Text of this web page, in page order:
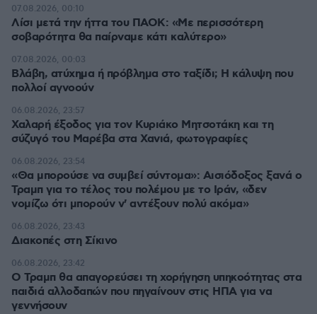
Λίσι μετά την ήττα του ΠΑΟΚ: «Με περισσότερη
σοβαρότητα θα παίρναμε κάτι καλύτερο»
07.08.2026, 00:10
Βλάβη, ατύχημα ή πρόβλημα στο ταξίδι; Η κάλυψη που
πολλοί αγνοούν
07.08.2026, 00:03
Χαλαρή έξοδος για τον Κυριάκο Μητσοτάκη και τη
σύζυγό του Μαρέβα στα Χανιά, φωτογραφίες
06.08.2026, 23:57
«Θα μπορούσε να συμβεί σύντομα»: Αισιόδοξος ξανά ο
Τραμπ για το τέλος του πολέμου με το Ιράν, «δεν
νομίζω ότι μπορούν ν' αντέξουν πολύ ακόμα»
06.08.2026, 23:54
Διακοπές στη Σίκινο
06.08.2026, 23:43
Ο Τραμπ θα απαγορεύσει τη χορήγηση υπηκοότητας στα
παιδιά αλλοδαπών που πηγαίνουν στις ΗΠΑ για να
γεννήσουν
06.08.2026, 23:42